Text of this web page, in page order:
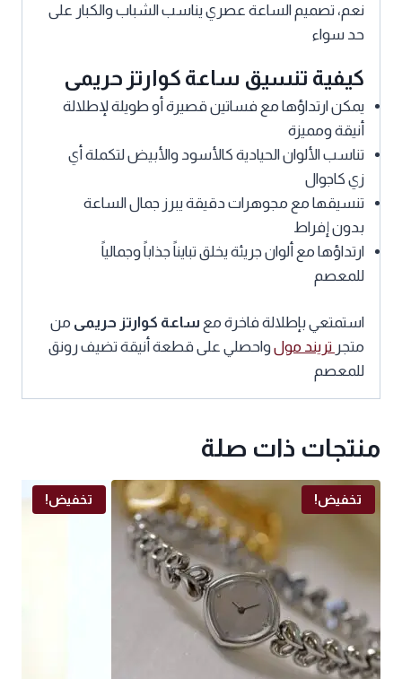
نعم، تصميم الساعة عصري يناسب الشباب والكبار على
حد سواء
كيفية تنسيق ساعة كوارتز حريمى
يمكن ارتداؤها مع فساتين قصيرة أو طويلة لإطلالة
أنيقة ومميزة
تناسب الألوان الحيادية كالأسود والأبيض لتكملة أي
زي كاجوال
تنسيقها مع مجوهرات دقيقة يبرز جمال الساعة
بدون إفراط
ارتداؤها مع ألوان جريئة يخلق تبايناً جذاباً وجمالياً
للمعصم
استمتعي بإطلالة فاخرة مع ساعة كوارتز حريمى من
متجر تريند مولواحصلي على قطعة أنيقة تضيف رونق
للمعصم
منتجات ذات صلة
تخفيض! تخفيض!